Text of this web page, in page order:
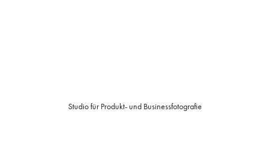
Studio für Produkt- und Businessfotografie